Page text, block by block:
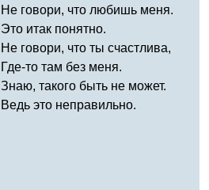
Не говори, что любишь меня.
Это итак понятно.
Не говори, что ты счастлива,
Где-то там без меня.
Знаю, такого быть не может.
Ведь это неправильно.